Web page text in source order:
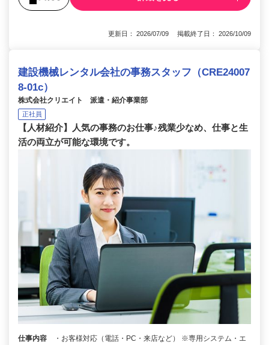
更新日： 2026/07/09 掲載終了日： 2026/10/09
建設機械レンタル会社の事務スタッフ（CRE24007
8-01c）
株式会社クリエイト 派遣・紹介事業部
正社員
【人材紹介】人気の事務のお仕事♪残業少なめ、仕事と生
活の両立が可能な環境です。
仕事内容
・お客様対応（電話・PC・来店など） ※専用システム・エ